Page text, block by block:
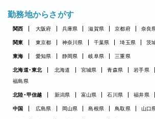
勤務地からさがす
関西 大阪府 兵庫県 滋賀県 京都府 奈良
関東 東京都 神奈川県 千葉県 埼玉県 茨
東海 愛知県 静岡県 岐阜県 三重県
北海道・東北 北海道 宮城県 青森県 岩手県
福島県
北陸・甲信越 新潟県 富山県 石川県 福井県
中国 広島県 岡山県 島根県 鳥取県 山口